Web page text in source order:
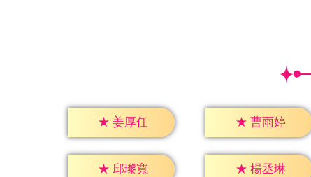
★ 姜厚任 ★ 曹雨婷
★ 邱瓈寬 ★ 楊丞琳